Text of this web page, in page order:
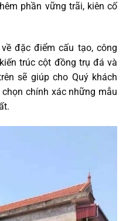
phần vững trãi, kiên cố
đặc điểm cấu tạo, công
trúc cột đồng trụ đá và
sẽ giúp cho Quý khách
chính xác những mẫu